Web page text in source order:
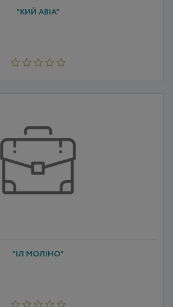
"КИЙ АВІА"
"ІЛ МОЛІНО"